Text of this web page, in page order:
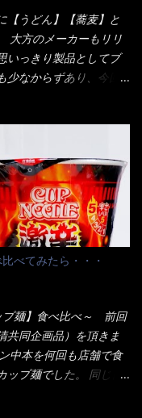
付けますので・・・と
のは嫌うんだな！？こ
と思うけど・・・出て
リーバジル香る、タイ
には、辛味剤・酢・ナ
でも流石にファミレ
はすかいらーくグルー
ているか？を見るだけ
のです。 肉は通常チ
たいなミンチではな
バンコクでは、卵は固
きで、これは日本風
料の【スパイスガール
の粉末をよく掛け辛
【うどん】【蕎麦】と
大方のメーカーもリリ
いっきり製品としてブ
なからずあり、今回
るの？ 確かに販売価
盛り天ぷらそばは98円
こで何が違うか・・・
比較（相手に含まれ
めん(小麦粉(国内製
塩、とろろ芋、卵白)、
調味料(砂糖、食塩、し
辛料、ねぎ、香味油
酸カルシウム、カラメ
チン、酸化防止剤(ビタ
香料、ビタミンB2、ビ
(一部にえび・小麦・
べてみたら・・・
プ麺】食べ比べ～ 前回
共同企画品）を頂きま
中本を何回も店舗で食
ップ麺でした。 同じ日